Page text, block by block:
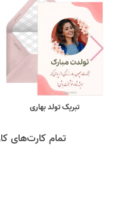
تبریک تولد بهاری
تمام کارت‌های